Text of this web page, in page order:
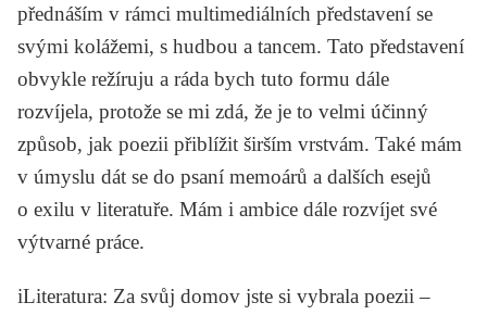
přednáším v rámci multimediálních představení se
svými kolážemi, s hudbou a tancem. Tato představení
obvykle režíruju a ráda bych tuto formu dále
rozvíjela, protože se mi zdá, že je to velmi účinný
způsob, jak poezii přiblížit širším vrstvám. Také mám
v úmyslu dát se do psaní memoárů a dalších esejů
o exilu v literatuře. Mám i ambice dále rozvíjet své
výtvarné práce.
iLiteratura: Za svůj domov jste si vybrala poezii –